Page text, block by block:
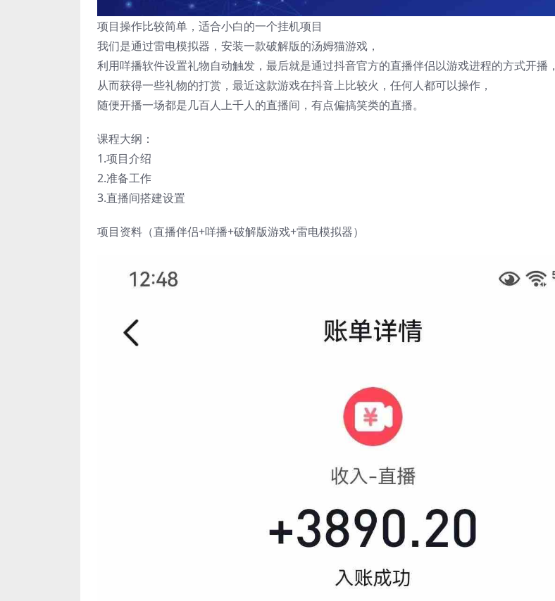
项目操作比较简单，适合小白的一个挂机项目
我们是通过雷电模拟器，安装一款破解版的汤姆猫游戏，
利用咩播软件设置礼物自动触发，最后就是通过抖音官方的直播伴侣以游戏进程的方式开播，
从而获得一些礼物的打赏，最近这款游戏在抖音上比较火，任何人都可以操作，
随便开播一场都是几百人上千人的直播间，有点偏搞笑类的直播。
课程大纲：
1.项目介绍
2.准备工作
3.直播间搭建设置
项目资料（直播伴侣+咩播+破解版游戏+雷电模拟器）